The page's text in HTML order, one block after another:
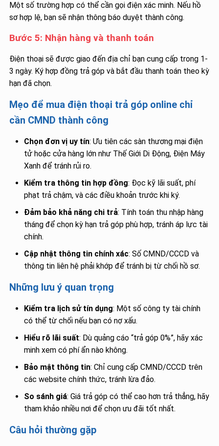
Một số trường hợp có thể cần gọi điện xác minh. Nếu hồ
sơ hợp lệ, bạn sẽ nhận thông báo duyệt thành công.
Bước 5: Nhận hàng và thanh toán
Điện thoại sẽ được giao đến địa chỉ bạn cung cấp trong 1-
3 ngày. Ký hợp đồng trả góp và bắt đầu thanh toán theo kỳ
hạn đã chọn.
Mẹo để mua điện thoại trả góp online chỉ
cần CMND thành công
Chọn đơn vị uy tín: Ưu tiên các sàn thương mại điện
tử hoặc cửa hàng lớn như Thế Giới Di Động, Điện Máy
Xanh để tránh rủi ro.
Kiểm tra thông tin hợp đồng: Đọc kỹ lãi suất, phí
phạt trả chậm, và các điều khoản trước khi ký.
Đảm bảo khả năng chi trả: Tính toán thu nhập hàng
tháng để chọn kỳ hạn trả góp phù hợp, tránh áp lực tài
chính.
Cập nhật thông tin chính xác: Số CMND/CCCD và
thông tin liên hệ phải khớp để tránh bị từ chối hồ sơ.
Những lưu ý quan trọng
Kiểm tra lịch sử tín dụng: Một số công ty tài chính
có thể từ chối nếu bạn có nợ xấu.
Hiểu rõ lãi suất: Dù quảng cáo “trả góp 0%”, hãy xác
minh xem có phí ẩn nào không.
Bảo mật thông tin: Chỉ cung cấp CMND/CCCD trên
các website chính thức, tránh lừa đảo.
So sánh giá: Giá trả góp có thể cao hơn trả thẳng, hãy
tham khảo nhiều nơi để chọn ưu đãi tốt nhất.
Câu hỏi thường gặp